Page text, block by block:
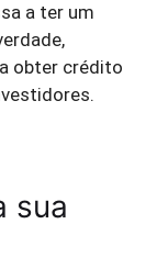
a ter um
obter crédito
sua